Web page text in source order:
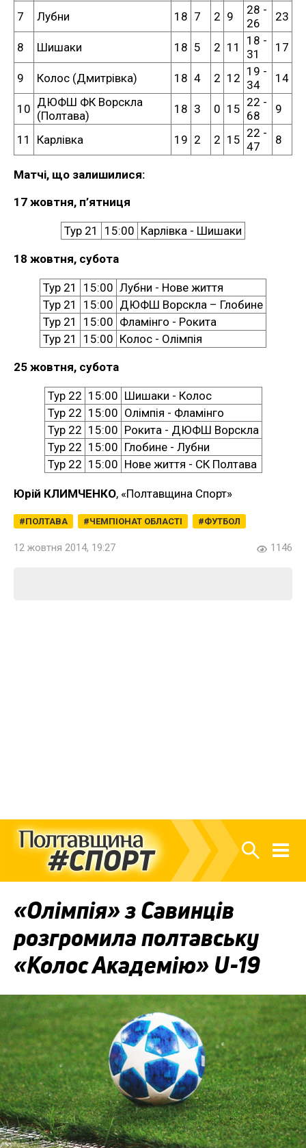
7 Лубни 18 7 2 9
28 -
26
23
8 Шишаки 18 5 2 11
18 -
31
17
9 Колос (Дмитрівка) 18 4 2 12 19 -
34
14
10 ДЮФШ ФК Ворскла
(Полтава)
18 3 0 15 22 -
68
9
11 Карлівка 19 2 2 15 22 -
47
8
Матчі, що залишилися:
17 жовтня, п’ятниця
Тур 21 15:00 Карлівка - Шишаки
18 жовтня, субота
Тур 21 15:00 Лубни - Нове життя
Тур 21
15:00 ДЮФШ Ворскла – Глобине
Тур 21
15:00 Фламінго - Рокита
Тур 21
15:00 Колос - Олімпія
25 жовтня, субота
Тур 22 15:00 Шишаки - Колос
Тур 22 15:00 Олімпія - Фламінго
Тур 22 15:00 Рокита - ДЮФШ Ворскла
Тур 22 15:00 Глобине - Лубни
Тур 22 15:00 Нове життя - СК Полтава
Юрій КЛИМЧЕНКО, «Полтавщина Спорт»
ПОЛТАВА ЧЕМПІОНАТ ОБЛАСТІ ФУТБОЛ
12 жовтня 2014, 19:27 1146
«Олімпія» з Савинців
розгромила полтавську
«Колос Академію» U-19